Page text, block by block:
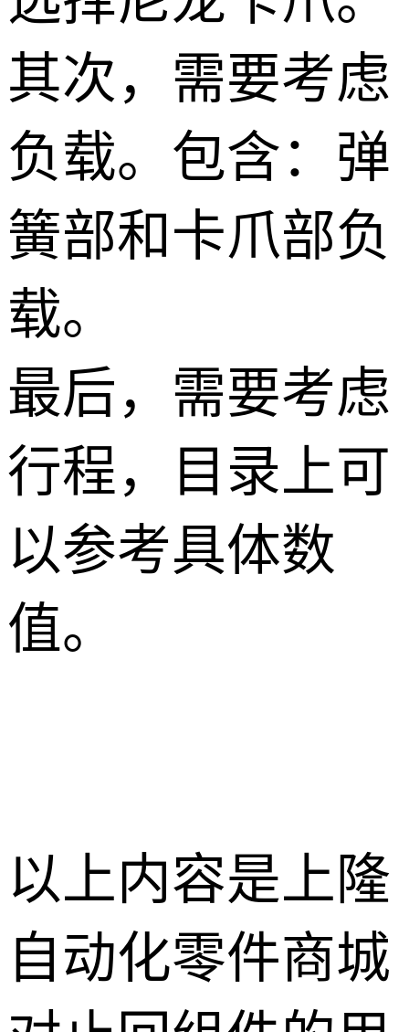
其次，需要考虑
负载。包含：弹
簧部和卡爪部负
载。
最后，需要考虑
行程，目录上可
以参考具体数
值。
以上内容是上隆
自动化零件商城